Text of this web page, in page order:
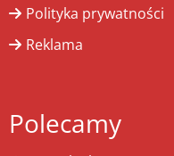
Polityka prywatności
Reklama
Polecamy